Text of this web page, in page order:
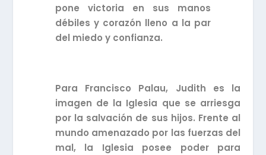
pone victoria en sus manos
débiles y corazón lleno a la par
del miedo y confianza.
Para Francisco Palau, Judith es la
imagen de la Iglesia que se arriesga
por la salvación de sus hijos. Frente al
mundo amenazado por las fuerzas del
mal, la Iglesia posee poder para